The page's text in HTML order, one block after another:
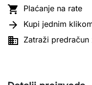
 Plaćanje na rate
 Kupi jednim
 Zatraži predračun